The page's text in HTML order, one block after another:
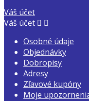
Váš účet
Váš účet  
Osobné údaje
Objednávky
Dobropisy
Adresy
Zľavové kupóny
Moje